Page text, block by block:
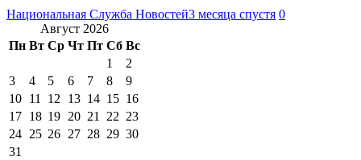
Национальная Служба Новостей3 месяца спустя 0
Август 2026
Пн Вт Ср Чт Пт Сб Вс
1
2
3
4 5 6 7 8
9
10 11 12 13 14 15 16
17 18 19 20 21 22 23
24 25 26 27 28 29 30
31